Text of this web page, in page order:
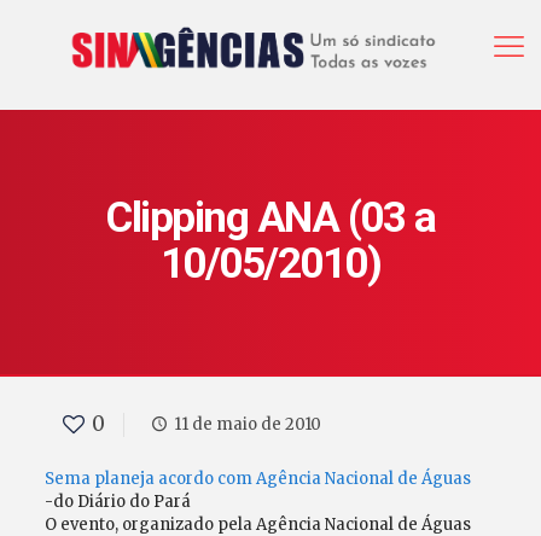
Clipping ANA (03 a
10/05/2010)
0 11 de maio de 2010
Sema planeja acordo com Agência Nacional de Águas
-do Diário do Pará
O evento, organizado pela Agência Nacional de Águas